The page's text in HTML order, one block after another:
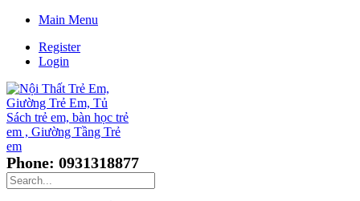
Main Menu
Register
Login
Phone: 0931318877